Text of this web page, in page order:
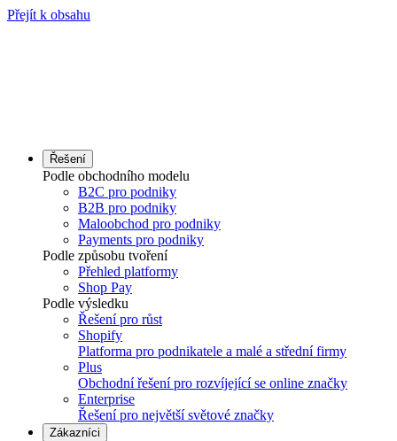
Přejít k obsahu
Řešení
Podle obchodního modelu
B2C pro podniky
B2B pro podniky
Maloobchod pro podniky
Payments pro podniky
Podle způsobu tvoření
Přehled platformy
Shop Pay
Podle výsledku
Řešení pro růst
Shopify
Platforma pro podnikatele a malé a střední firmy
Plus
Obchodní řešení pro rozvíjející se online značky
Enterprise
Řešení pro největší světové značky
Zákazníci